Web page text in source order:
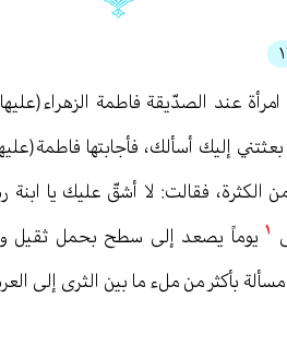
عند الصدّيقة فاطمة
إليك أسألك، فأجابتها
فقالت: لا أشقّ عليك يا ابنة
١ يوماً يصعد إلى سطح بحمل ثقيل
بأكثر من ملء ما بين الثرى إلى